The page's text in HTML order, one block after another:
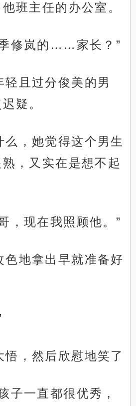
班主任的办公室。
修岚的……家长？”
轻且过分俊美的男
疑。
么，她觉得这个男生
，又实在是想不起
，现在我照顾他。”
色地拿出早就准备好
悟，然后欣慰地笑了
子一直都很优秀，